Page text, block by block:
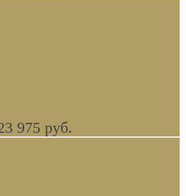
1160 x 510 мм белая,
В НАЛИЧИИ
975 руб.